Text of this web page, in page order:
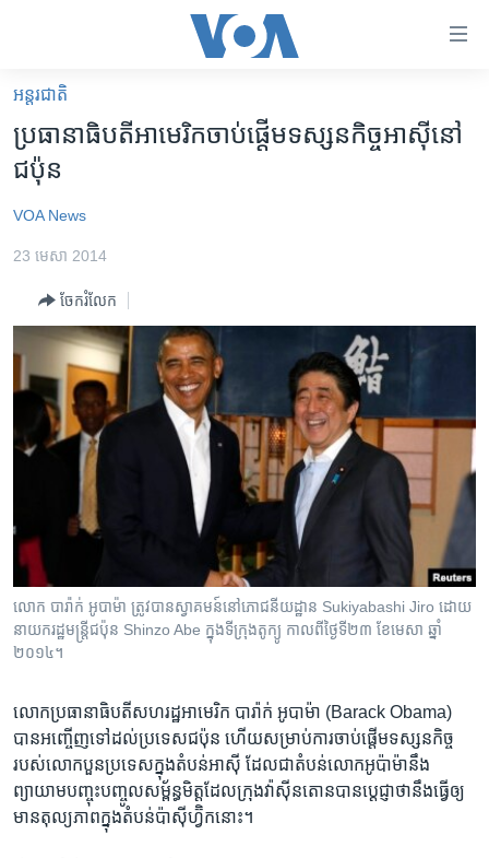
គេហទំព័រ​
ទាក់ទង
រំលង​
និង​
ទំព័រ​
រំលង​
និង​
ទៅ​
រំលង​
និង​
ទៅ​
កាន់​
អន្តរជាតិ
កម្ពុជាច្នៃប្រតិដ្ឋ
ព្រឹត្តិការណ៍ព័ត៌មាន
ទូរទស្សន៍ / វីដេអូ​
វិទ្យុ / ផតខាសថ៍
កម្មវិធីទាំងអស់
Khmer English
បណ្តាញ​សង្គម
អន្តរជាតិ
ប្រធានាធិបតី​អាមេរិក​ចាប់​ផ្តើម​ទស្សនកិច្ច​អាស៊ី​នៅ​
ជប៉ុន
VOA News
23 មេសា 2014
ចែករំលែក
លោក បារ៉ាក់ អូបាម៉ា ត្រូវ​បាន​ស្វាគមន៍​នៅ​ភោជនីយដ្ឋាន Sukiyabashi Jiro ដោយ​
នាយករដ្ឋមន្ត្រី​ជប៉ុន Shinzo Abe ក្នុង​ទី​ក្រុង​តូក្យូ កាល​ពី​ថ្ងៃ​ទី​២៣ ខែ​មេសា ឆ្នាំ​
២០១៤។
លោក​ប្រធានាធិបតី​សហរដ្ឋ​អាមេរិក បារ៉ាក់ អូបាម៉ា​ (Barack Obama)
បាន​អញ្ចើញ​ទៅ​ដល់​ប្រទេស​ជប៉ុន ហើយ​សម្រាប់​ការ​ចាប់​ផ្តើម​ទស្សនកិច្ច​
របស់​លោក​បួន​ប្រទេស​ក្នុង​តំបន់​អាស៊ី​ ដែល​ជា​តំបន់​លោក​អូប៉ាម៉ា​នឹង​
ព្យាយាម​បញ្ចុះ​បញ្ចូល​សម្ព័ន្ធមិត្ត​ដែល​ក្រុង​វ៉ាស៊ីនតោន​បាន​ប្តេជ្ញា​ថា​នឹង​ធ្វើ​ឲ្យ​
មាន​តុល្យភាព​ក្នុង​តំបន់​ប៉ាស៊ីហ្វ៊ិក​នោះ។